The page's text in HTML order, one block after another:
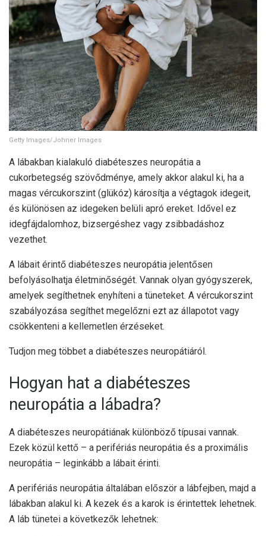
Getty Images/Johner Images
A lábakban kialakuló diabéteszes neuropátia a
cukorbetegség szövődménye, amely akkor alakul ki, ha a
magas vércukorszint (glükóz) károsítja a végtagok idegeit,
és különösen az idegeken belüli apró ereket. Idővel ez
idegfájdalomhoz, bizsergéshez vagy zsibbadáshoz
vezethet.
A lábait érintő diabéteszes neuropátia jelentősen
befolyásolhatja életminőségét. Vannak olyan gyógyszerek,
amelyek segíthetnek enyhíteni a tüneteket. A vércukorszint
szabályozása segíthet megelőzni ezt az állapotot vagy
csökkenteni a kellemetlen érzéseket.
Tudjon meg többet a diabéteszes neuropátiáról.
Hogyan hat a diabéteszes
neuropátia a lábadra?
A diabéteszes neuropátiának különböző típusai vannak.
Ezek közül kettő – a perifériás neuropátia és a proximális
neuropátia – leginkább a lábait érinti.
A perifériás neuropátia általában először a lábfejben, majd a
lábakban alakul ki. A kezek és a karok is érintettek lehetnek.
A láb tünetei a következők lehetnek: